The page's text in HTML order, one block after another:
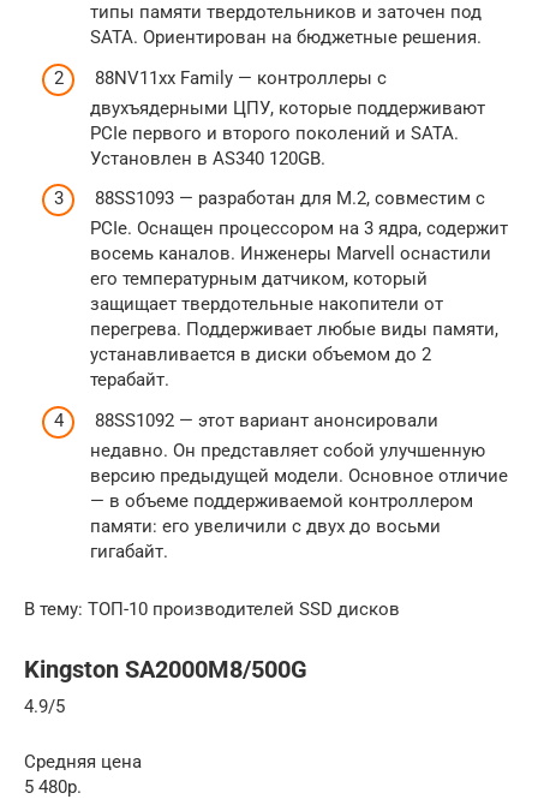
типы памяти твердотельников и заточен под
SATA. Ориентирован на бюджетные решения.
88NV11xx Family — контроллеры с
двухъядерными ЦПУ, которые поддерживают
PCIe первого и второго поколений и SATA.
Установлен в AS340 120GB.
88SS1093 — разработан для M.2, совместим с
PCIe. Оснащен процессором на 3 ядра, содержит
восемь каналов. Инженеры Marvell оснастили
его температурным датчиком, который
защищает твердотельные накопители от
перегрева. Поддерживает любые виды памяти,
устанавливается в диски объемом до 2
терабайт.
88SS1092 — этот вариант анонсировали
недавно. Он представляет собой улучшенную
версию предыдущей модели. Основное отличие
— в объеме поддерживаемой контроллером
памяти: его увеличили с двух до восьми
гигабайт.
В тему: ТОП-10 производителей SSD дисков
Kingston SA2000M8/500G
4.9/5
Средняя цена
5 480р.